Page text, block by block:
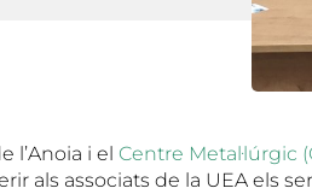
l’Anoia i el Centre Metal·lúrgic
als associats de la UEA els